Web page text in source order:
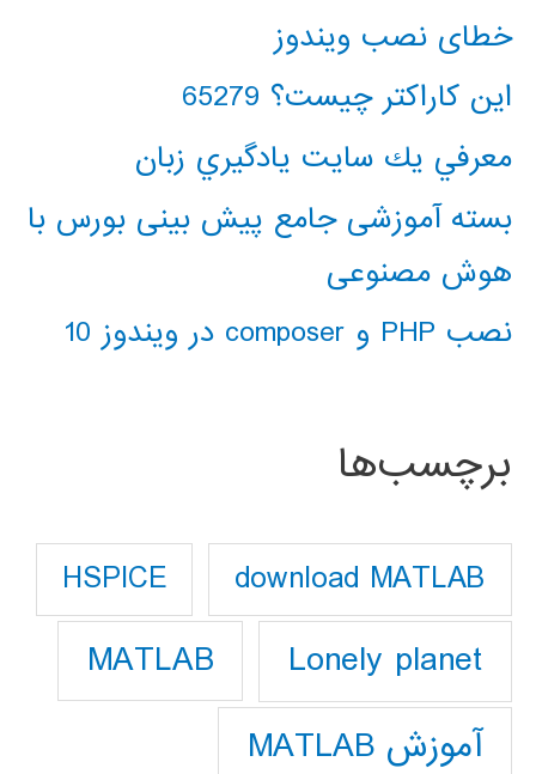
خطای نصب ویندوز
این کاراکتر چیست؟ 65279
معرفي يك سايت يادگيري زبان
بسته آموزشی جامع پیش بینی بورس با
هوش مصنوعی
نصب PHP و composer در ویندوز 10
برچسب‌ها
download MATLAB
HSPICE
Lonely planet
MATLAB
آموزش MATLAB